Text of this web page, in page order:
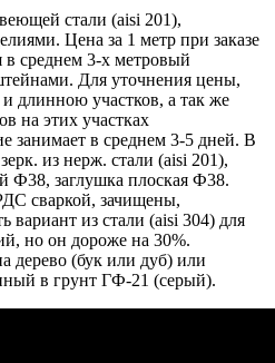
стали (aisi 201),
Цена за 1 метр при заказе
в среднем 3-х метровый
Для уточнения цены,
длинною участков, а так же
на этих участках
занимает в среднем 3-5 дней. В
из нерж. стали (aisi 201),
Ф38, заглушка плоская Ф38.
сваркой, зачищены,
вариант из стали (aisi 304) для
но он дороже на 30%.
дерево (бук или дуб) или
в грунт ГФ-21 (серый).